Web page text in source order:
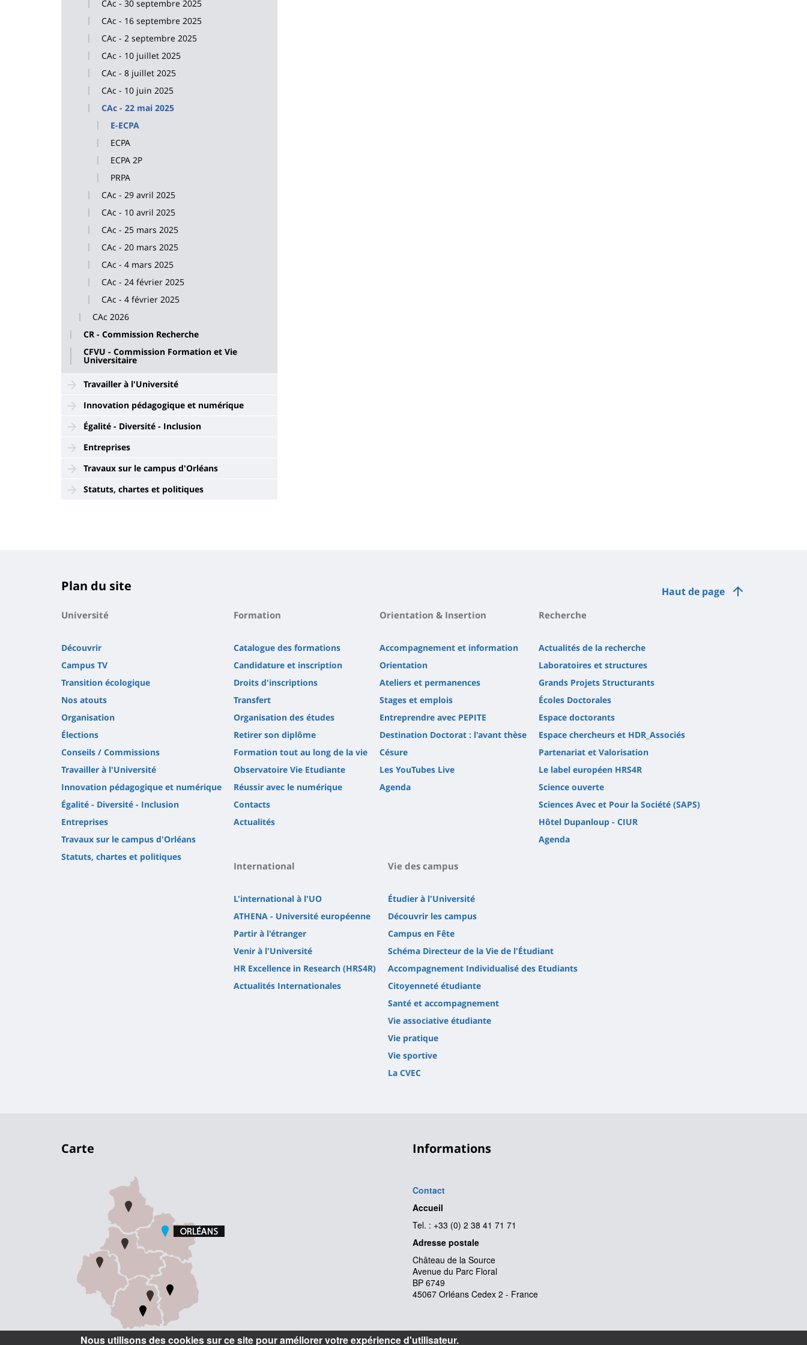
CAc - 30 septembre 2025
CAc - 16 septembre 2025
CAc - 2 septembre 2025
CAc - 10 juillet 2025
CAc - 8 juillet 2025
CAc - 10 juin 2025
CAc - 22 mai 2025
E-ECPA
ECPA
ECPA 2P
PRPA
CAc - 29 avril 2025
CAc - 10 avril 2025
CAc - 25 mars 2025
CAc - 20 mars 2025
CAc - 4 mars 2025
CAc - 24 février 2025
CAc - 4 février 2025
CAc 2026
CR - Commission Recherche
CFVU - Commission Formation et Vie
Universitaire
Travailler à l'Université
Innovation pédagogique et numérique
Égalité - Diversité - Inclusion
Entreprises
Travaux sur le campus d'Orléans
Statuts, chartes et politiques
Haut de page
Plan du site
Université
Découvrir
Campus TV
Transition écologique
Nos atouts
Organisation
Élections
Conseils / Commissions
Travailler à l'Université
Innovation pédagogique et numérique
Égalité - Diversité - Inclusion
Entreprises
Travaux sur le campus d'Orléans
Statuts, chartes et politiques
Formation
Catalogue des formations
Candidature et inscription
Droits d'inscriptions
Transfert
Organisation des études
Retirer son diplôme
Formation tout au long de la vie
Observatoire Vie Etudiante
Réussir avec le numérique
Contacts
Actualités
Orientation & Insertion
Accompagnement et information
Orientation
Ateliers et permanences
Stages et emplois
Entreprendre avec PEPITE
Destination Doctorat : l'avant thèse
Césure
Les YouTubes Live
Agenda
Recherche
Actualités de la recherche
Laboratoires et structures
Grands Projets Structurants
Écoles Doctorales
Espace doctorants
Espace chercheurs et HDR_Associés
Partenariat et Valorisation
Le label européen HRS4R
Science ouverte
Sciences Avec et Pour la Société (SAPS)
Hôtel Dupanloup - CIUR
Agenda
International
L'international à l'UO
ATHENA - Université européenne
Partir à l'étranger
Venir à l'Université
HR Excellence in Research (HRS4R)
Actualités Internationales
Vie des campus
Étudier à l'Université
Découvrir les campus
Campus en Fête
Schéma Directeur de la Vie de l'Étudiant
Accompagnement Individualisé des Etudiants
Citoyenneté étudiante
Santé et accompagnement
Vie associative étudiante
Vie pratique
Vie sportive
La CVEC
Carte Informations
Contact
Accueil
Tel. : +33 (0) 2 38 41 71 71
Adresse postale
Château de la Source
Avenue du Parc Floral
BP 6749
45067 Orléans Cedex 2 - France
Nous utilisons des cookies sur ce site pour améliorer votre expérience d'utilisateur.